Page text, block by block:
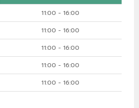
11:00 - 16:00
11:00 - 16:00
11:00 - 16:00
11:00 - 16:00
11:00 - 16:00